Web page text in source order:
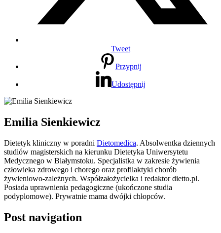
Tweet
Przypnij
Udostępnij
Emilia Sienkiewicz
Dietetyk kliniczny w poradni Dietomedica. Absolwentka dziennych
studiów magisterskich na kierunku Dietetyka Uniwersytetu
Medycznego w Białymstoku. Specjalistka w zakresie żywienia
człowieka zdrowego i chorego oraz profilaktyki chorób
żywieniowo-zależnych. Współzałożycielka i redaktor dietto.pl.
Posiada uprawnienia pedagogiczne (ukończone studia
podyplomowe). Prywatnie mama dwójki chłopców.
Post navigation